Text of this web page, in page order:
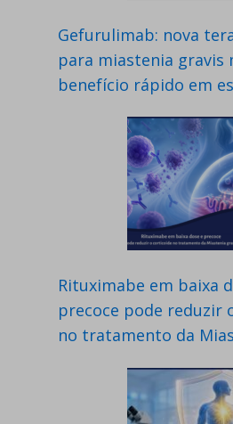
Gefurulimab: nova
para miastenia gravis
benefício rápido em
Rituximabe em baixa
precoce pode reduzir
no tratamento da